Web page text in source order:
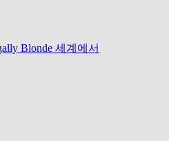
Blonde 세계에서